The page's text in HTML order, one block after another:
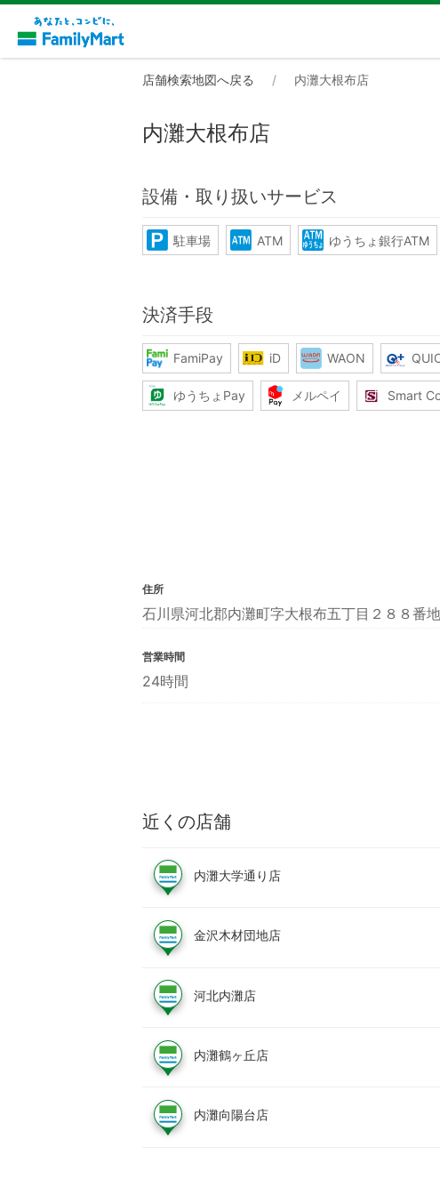
店舗検索地図へ戻る 内灘大根布店
内灘大根布店
設備・取り扱いサービス
駐車場 ATM ゆうちょ銀行ATM
決済手段
FamiPay iD WAON
ゆうちょPay メルペイ Smart
住所
石川県河北郡内灘町字大根布五丁目２８８番地
営業時間
24時間
近くの店舗
内灘大学通り店
金沢木材団地店
河北内灘店
内灘鶴ヶ丘店
内灘向陽台店